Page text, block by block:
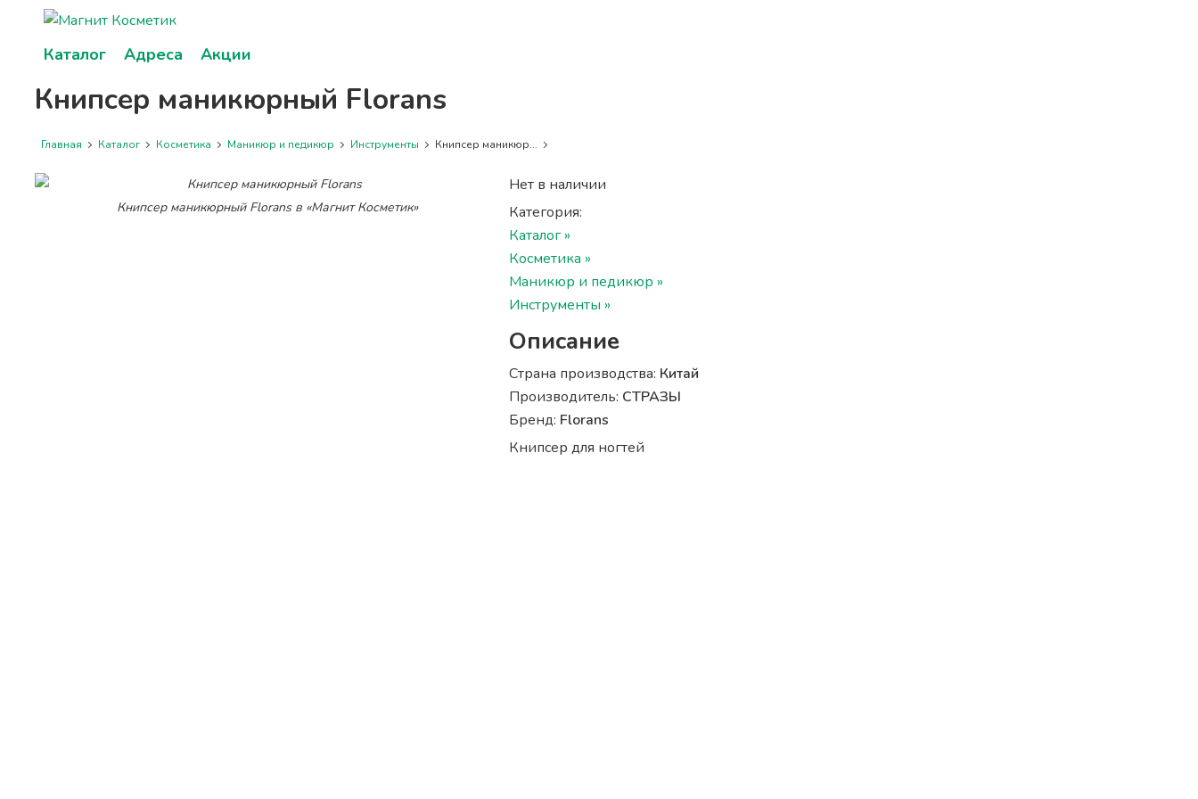
Каталог Адреса Акции
Книпсер маникюрный Florans
Главная Каталог Косметика Маникюр и педикюр Инструменты Книпсер маникюр...
Книпсер маникюрный Florans в «Магнит Косметик»
Нет в наличии
Категория:
Каталог »
Косметика »
Маникюр и педикюр »
Инструменты »
Описание
Страна производства: Китай
Производитель: СТРАЗЫ
Бренд: Florans
Книпсер для ногтей